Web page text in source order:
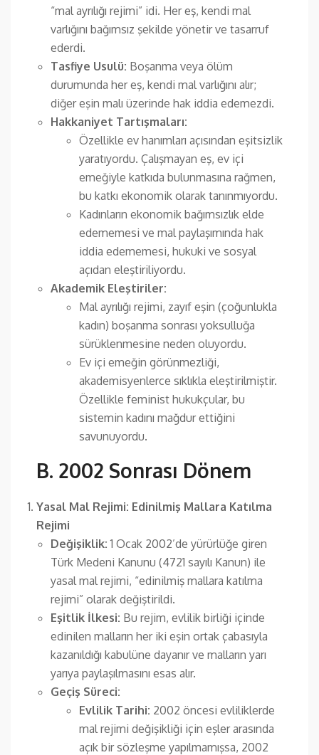
“mal ayrılığı rejimi” idi. Her eş, kendi mal
varlığını bağımsız şekilde yönetir ve tasarruf
ederdi.
Tasfiye Usulü: Boşanma veya ölüm
durumunda her eş, kendi mal varlığını alır;
diğer eşin malı üzerinde hak iddia edemezdi.
Hakkaniyet Tartışmaları:
Özellikle ev hanımları açısından eşitsizlik
yaratıyordu. Çalışmayan eş, ev içi
emeğiyle katkıda bulunmasına rağmen,
bu katkı ekonomik olarak tanınmıyordu.
Kadınların ekonomik bağımsızlık elde
edememesi ve mal paylaşımında hak
iddia edememesi, hukuki ve sosyal
açıdan eleştiriliyordu.
Akademik Eleştiriler:
Mal ayrılığı rejimi, zayıf eşin (çoğunlukla
kadın) boşanma sonrası yoksulluğa
sürüklenmesine neden oluyordu.
Ev içi emeğin görünmezliği,
akademisyenlerce sıklıkla eleştirilmiştir.
Özellikle feminist hukukçular, bu
sistemin kadını mağdur ettiğini
savunuyordu.
B. 2002 Sonrası Dönem
Yasal Mal Rejimi: Edinilmiş Mallara Katılma
Rejimi
Değişiklik: 1 Ocak 2002’de yürürlüğe giren
Türk Medeni Kanunu (4721 sayılı Kanun) ile
yasal mal rejimi, “edinilmiş mallara katılma
rejimi” olarak değiştirildi.
Eşitlik İlkesi: Bu rejim, evlilik birliği içinde
edinilen malların her iki eşin ortak çabasıyla
kazanıldığı kabulüne dayanır ve malların yarı
yarıya paylaşılmasını esas alır.
Geçiş Süreci:
Evlilik Tarihi: 2002 öncesi evliliklerde
mal rejimi değişikliği için eşler arasında
açık bir sözleşme yapılmamışsa, 2002